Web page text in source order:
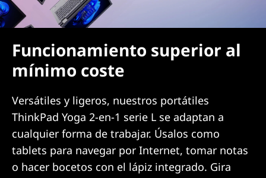
Funcionamiento superior al
mínimo coste
Versátiles y ligeros, nuestros portátiles
ThinkPad Yoga 2-en-1 serie L se adaptan a
cualquier forma de trabajar. Úsalos como
tablets para navegar por Internet, tomar notas
o hacer bocetos con el lápiz integrado. Gira